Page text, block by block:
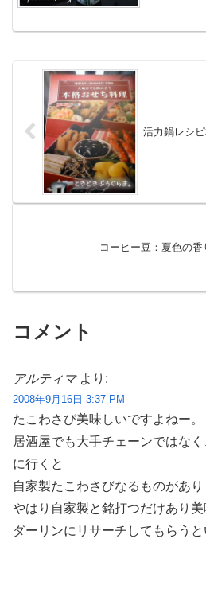
活力鍋レシ
コーヒー豆：夏色の香
コメント
アルティマ より:
2008年9月16日 3:37 PM
たこわさび美味しいですよねー。
居酒屋でも大手チェーンではな
に行くと
自家製たこわさびなるものがあり
やはり自家製と銘打つだけあり美
ダーリンにリサーチしてもらうと